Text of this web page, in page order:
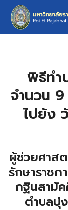
Skip
content
พิธีทำ
จำนวน
ไปยัง
ผู้ช่วยศาส
รักษาราช
กฐินสามั
ตำบลบุ่